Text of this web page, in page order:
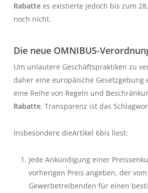
Rabattees existierte jedoch bis zum
noch nicht.
Die neue OMNIBUS-
Um unlautere Geschäftspraktiken zu
daher eine europäische Gesetzgebung
eine Reihe von Regeln und
Rabatte. Transparenz ist das
Insbesondere dieArtikel 6bis liest:
Jede Ankündigung einer
vorherigen Preis angeben, der vom
Gewerbetreibenden für einen